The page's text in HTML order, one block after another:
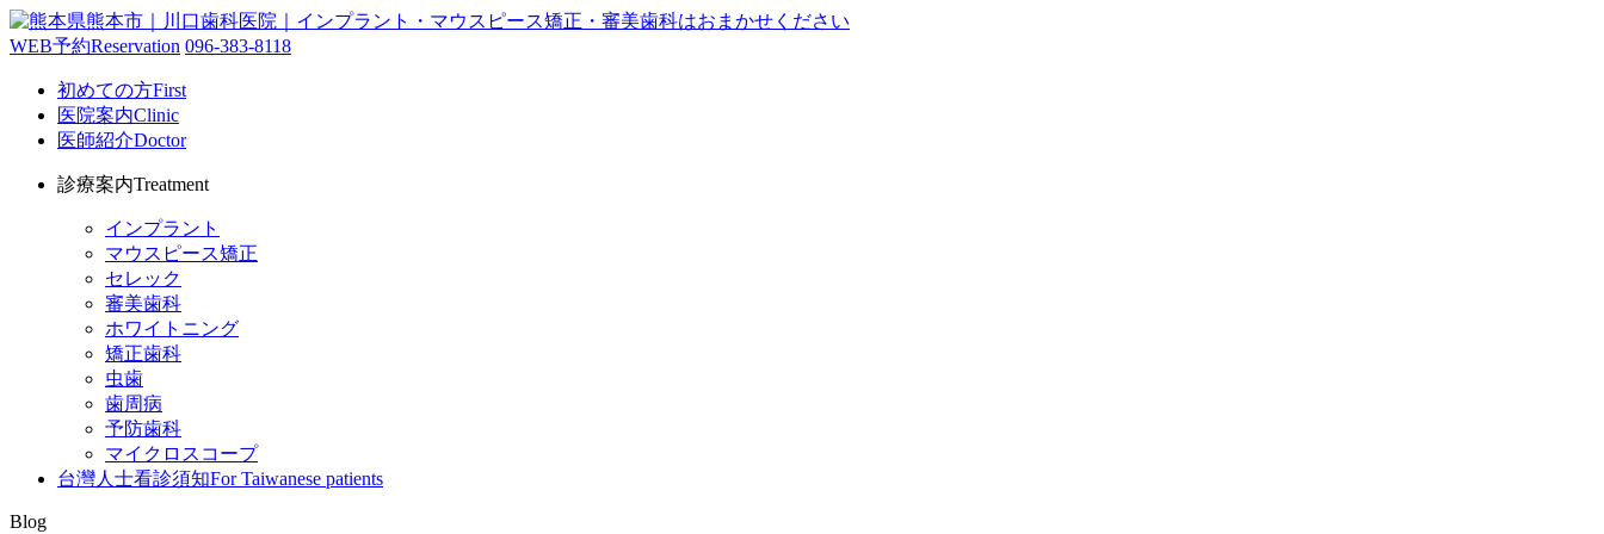
WEB予約Reservation 096-383-8118
初めての方First
医院案内Clinic
医師紹介Doctor
診療案内Treatment
インプラント
マウスピース矯正
セレック
審美歯科
ホワイトニング
矯正歯科
虫歯
歯周病
予防歯科
マイクロスコープ
台灣人士看診須知For Taiwanese patients
Blog